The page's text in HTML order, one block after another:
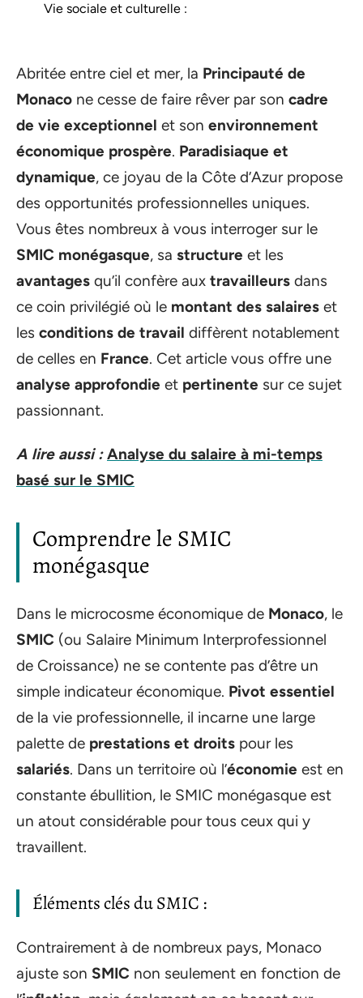
Vie sociale et culturelle :
Abritée entre ciel et mer, la Principauté de
Monaco ne cesse de faire rêver par son cadre
de vie exceptionnel et son environnement
économique prospère. Paradisiaque et
dynamique, ce joyau de la Côte d’Azur propose
des opportunités professionnelles uniques.
Vous êtes nombreux à vous interroger sur le
SMIC monégasque, sa structure et les
avantages qu’il confère aux travailleurs dans
ce coin privilégié où le montant des salaires et
les conditions de travail diffèrent notablement
de celles en France. Cet article vous offre une
analyse approfondie et pertinente sur ce sujet
passionnant.
A lire aussi : Analyse du salaire à mi-temps
basé sur le SMIC
Comprendre le SMIC
monégasque
Dans le microcosme économique de Monaco, le
SMIC (ou Salaire Minimum Interprofessionnel
de Croissance) ne se contente pas d’être un
simple indicateur économique. Pivot essentiel
de la vie professionnelle, il incarne une large
palette de prestations et droits pour les
salariés. Dans un territoire où l’économie est en
constante ébullition, le SMIC monégasque est
un atout considérable pour tous ceux qui y
travaillent.
Éléments clés du SMIC :
Contrairement à de nombreux pays, Monaco
ajuste son SMIC non seulement en fonction de